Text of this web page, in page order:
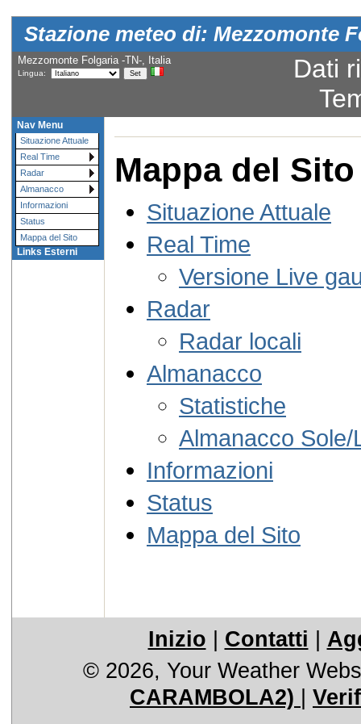
Stazione meteo di: Mezzomonte
Mezzomonte Folgaria -TN-, Italia
Lingua:
Dati
Nav Menu
Situazione Attuale
Real Time
Radar
Almanacco
Informazioni
Status
Mappa del Sito
Links Esterni
Mappa del Sito
Situazione Attuale
Real Time
Versione Live
Radar
Radar locali
Almanacco
Statistiche
Almanacco Sole/
Informazioni
Status
Mappa del Sito
Inizio Contatti
© 2026, Your Weather
CARAMBOLA2)